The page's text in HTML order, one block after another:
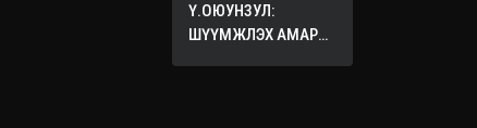
Ү.ОЮУНЗУЛ:
ШҮҮМЖЛЭХ АМАР